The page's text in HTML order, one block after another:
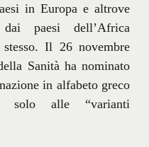
in Europa e altrove
paesi dell’Africa
Il 26 novembre
Sanità ha nominato
in alfabeto greco
solo alle “varianti